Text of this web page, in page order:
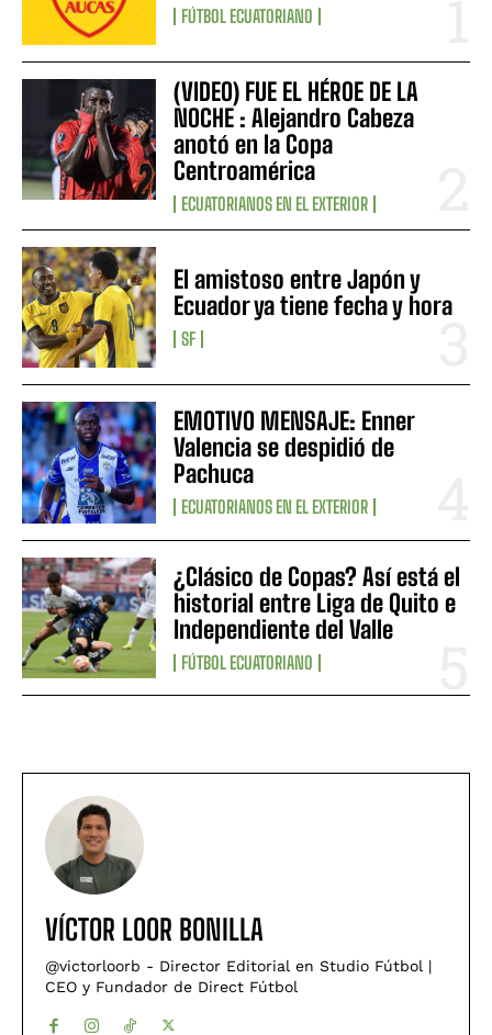
FÚTBOL ECUATORIANO
(VIDEO) FUE EL HÉROE DE LA
NOCHE : Alejandro Cabeza
anotó en la Copa
Centroamérica
ECUATORIANOS EN EL EXTERIOR
El amistoso entre Japón y
Ecuador ya tiene fecha y hora
SF
EMOTIVO MENSAJE: Enner
Valencia se despidió de
Pachuca
ECUATORIANOS EN EL EXTERIOR
¿Clásico de Copas? Así está el
historial entre Liga de Quito e
Independiente del Valle
FÚTBOL ECUATORIANO
VÍCTOR LOOR BONILLA
@victorloorb - Director Editorial en Studio Fútbol |
CEO y Fundador de Direct Fútbol